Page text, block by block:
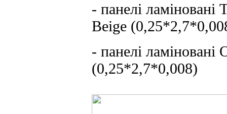
- панелі
Beige
- панелі
(0,25*2,7*0,008)